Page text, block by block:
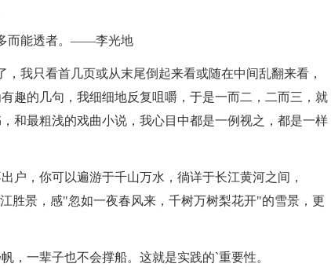
而能透者。——李光地
我只看首几页或从末尾倒起来看或随在中间乱翻来看，
趣的几句，我细细地反复咀嚼，于是一而二，二而三，就
和最粗浅的戏曲小说，我心目中都是一例视之，都是一样
户，你可以遍游于千山万水，徜详于长江黄河之间，
胜景，感"忽如一夜春风来，千树万树梨花开"的雪景，更
，一辈子也不会撑船。这就是实践的`重要性。